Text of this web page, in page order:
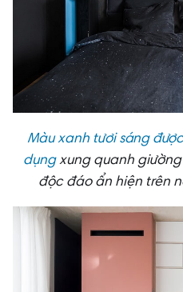
Màu xanh tươi sáng
dụngxung quanh
độc đáo ẩn hiện trên